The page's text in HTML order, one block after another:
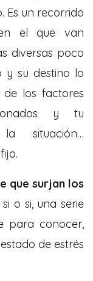
Es un recorrido
el que van
diversas poco
y su destino lo
los factores
y tu
situación…
que surjan los
si o si, una serie
para conocer,
de estrés